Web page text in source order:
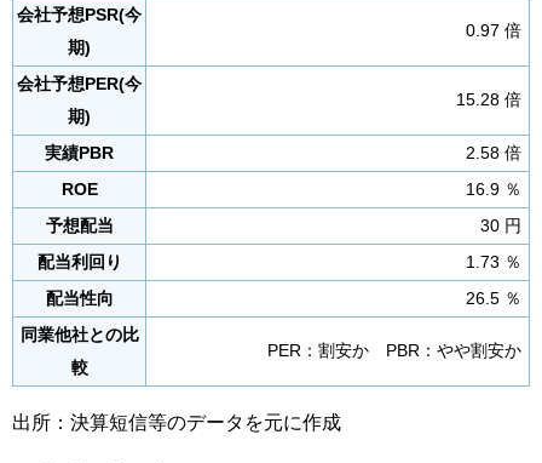
会社予想PSR(今
期)
0.97 倍
会社予想PER(今
期)
15.28 倍
実績PBR
2.58 倍
ROE
16.9 ％
予想配当
30 円
配当利回り
1.73 ％
配当性向
26.5 ％
同業他社との比
較
PER：割安か PBR：やや割安か
出所：決算短信等のデータを元に作成